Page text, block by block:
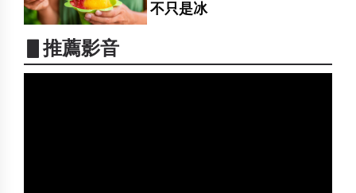
不只是冰
▋推薦影音